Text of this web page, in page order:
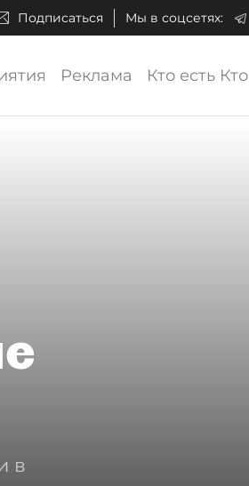
Подписаться Мы в соцсетях:
Реклама Кто есть Кто
в